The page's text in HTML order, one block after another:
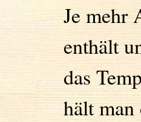
Je mehr
enthält
das
hält